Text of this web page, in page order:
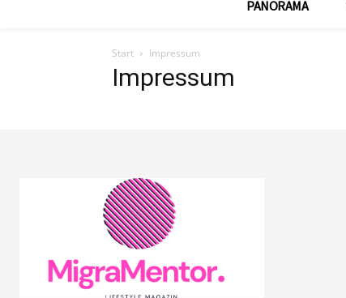
PANORAMA
Start Impressum
Impressum